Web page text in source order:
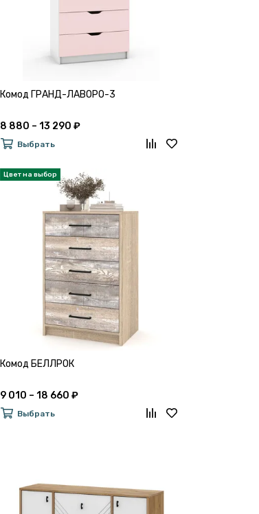
Комод ГРАНД-ЛАВОРО-3
8 880 – 13 290 ₽
Выбрать
Комод БЕЛЛРОК
9 010 – 18 660 ₽
Выбрать